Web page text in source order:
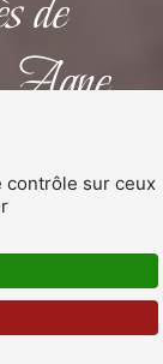
contrôle sur ceux